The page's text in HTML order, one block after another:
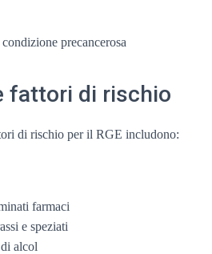
precancerosa
fattori di rischio
di rischio per il RGE includono:
farmaci
e speziati
alcol